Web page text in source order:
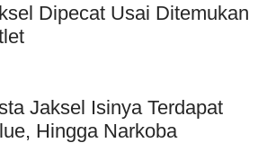
Dipecat Usai Ditemukan
Jaksel Isinya Terdapat
Hingga Narkoba